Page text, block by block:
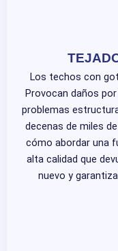
Los techos con
Provocan daños
problemas
decenas de miles
cómo abordar una
alta calidad que
nuevo y